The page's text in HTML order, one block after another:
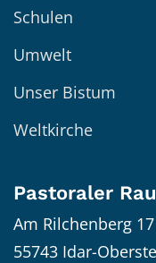
Schulen
Umwelt
Unser Bistum
Weltkirche
Pastoraler
Am Rilchenberg 17
55743 Idar-